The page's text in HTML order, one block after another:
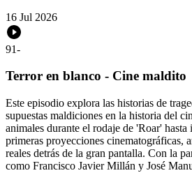
16 Jul 2026
91-
Terror en blanco - Cine maldito
Este episodio explora las historias de
supuestas maldiciones en la historia del
animales durante el rodaje de 'Roar' hasta
primeras proyecciones cinematográficas,
reales detrás de la gran pantalla. Con la
como Francisco Javier Millán y José